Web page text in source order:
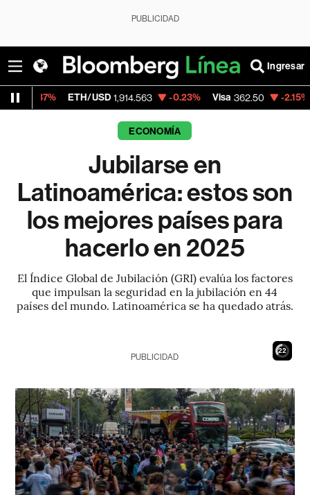
PUBLICIDAD
Ingresar
USD 1,914.563 -0.23% Visa 362.50 -2.15%
ECONOMÍA
Jubilarse en
Latinoamérica: estos son
los mejores países para
hacerlo en 2025
El Índice Global de Jubilación (GRI) evalúa los factores
que impulsan la seguridad en la jubilación en 44
países del mundo. Latinoamérica se ha quedado atrás.
21
PUBLICIDAD